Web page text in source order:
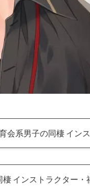
会系男子の同棲 イン
インストラクター・